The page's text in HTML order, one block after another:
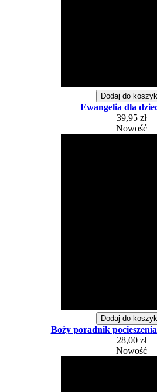
Dodaj do
Ewangelia dla
39,95 zł
Nowość
Dodaj do
Boży poradnik
28,00 zł
Nowość